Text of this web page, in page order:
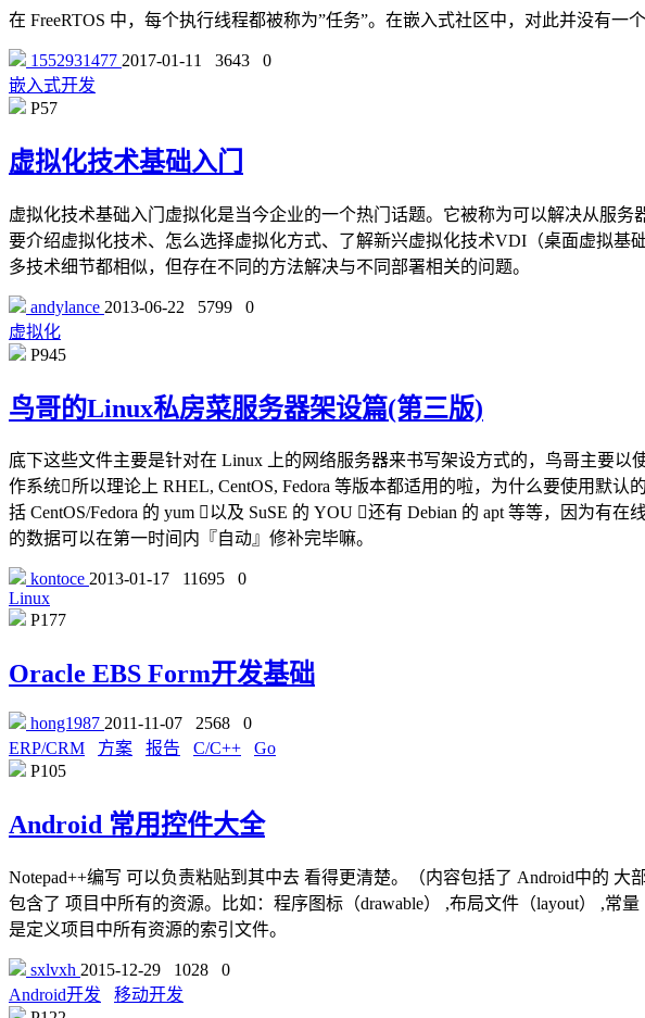
在 FreeRTOS 中，每个执行线程都被称为”任务”。在嵌入式社区中，对此并没有
1552931477 2017-01-11 3643
0
嵌入式开发
P57
虚拟化技术基础入门
虚拟化技术基础入门虚拟化是当今企业的一个热门话题。它被称为可以解决从服
要介绍虚拟化技术、怎么选择虚拟化方式、了解新兴虚拟化技术VDI（桌面虚拟
多技术细节都相似，但存在不同的方法解决与不同部署相关的问题。
andylance 2013-06-22 5799
0
虚拟化
P945
鸟哥的Linux私房菜服务器架设篇(第三版)
底下这些文件主要是针对在 Linux 上的网络服务器来书写架设方式的，鸟哥主要以
作系统所以理论上 RHEL, CentOS, Fedora 等版本都适用的啦，为什么要使用默
括 CentOS/Fedora 的 yum 以及 SuSE 的 YOU 还有 Debian 的 apt 等等，因为
的数据可以在第一时间内『自动』修补完毕嘛。
kontoce 2013-01-17 11695
0
Linux
P177
Oracle EBS Form开发基础
hong1987 2011-11-07 2568
0
ERP/CRM
方案 报告 C/C++
Go
P105
Android 常用控件大全
Notepad++编写 可以负责粘贴到其中去 看得更清楚。（内容包括了 Android中的
包含了 项目中所有的资源。比如：程序图标（drawable） ,布局文件（layout） ,常
是定义项目中所有资源的索引文件。
sxlvxh 2015-12-29 1028
0
Android开发
移动开发